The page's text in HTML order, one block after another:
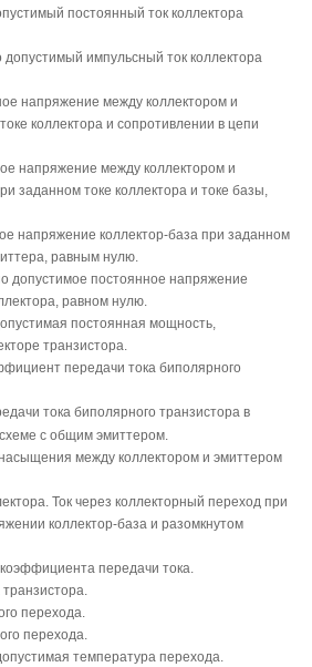
постоянный ток коллектора
допустимый импульсный ток коллектора
напряжение между коллектором и
коллектора и сопротивлении в цепи
напряжение между коллектором и
заданном токе коллектора и токе базы,
напряжение коллектор-база при заданном
равным нулю.
допустимое постоянное напряжение
равном нулю.
постоянная мощность,
транзистора.
передачи тока биполярного
тока биполярного транзистора в
с общим эмиттером.
между коллектором и эмиттером
Ток через коллекторный переход при
коллектор-база и разомкнутом
передачи тока.
перехода.
перехода.
температура перехода.